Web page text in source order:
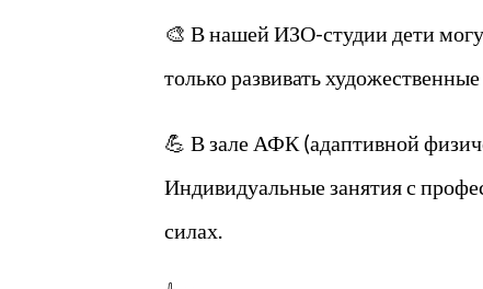
🎨 В нашей ИЗО-студии дети
только развивать
💪 В зале АФК (адаптивной
Индивидуальные занятия с
силах.